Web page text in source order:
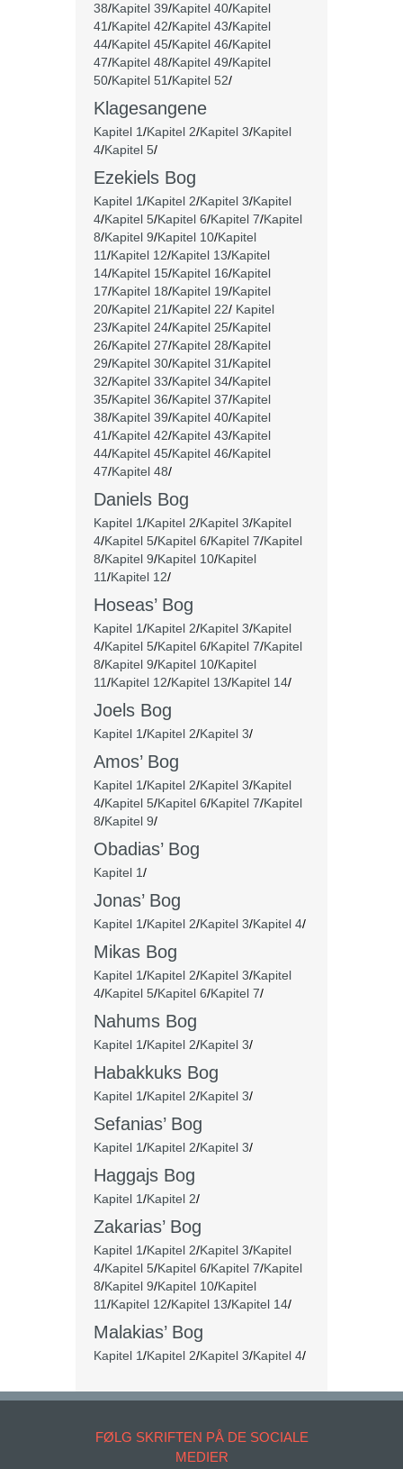
38/Kapitel 39/Kapitel 40/Kapitel
41/Kapitel 42/Kapitel 43/Kapitel
44/Kapitel 45/Kapitel 46/Kapitel
47/Kapitel 48/Kapitel 49/Kapitel
50/Kapitel 51/Kapitel 52/
Klagesangene
Kapitel 1/Kapitel 2/Kapitel 3/Kapitel
4/Kapitel 5/
Ezekiels Bog
Kapitel 1/Kapitel 2/Kapitel 3/Kapitel
4/Kapitel 5/Kapitel 6/Kapitel 7/Kapitel
8/Kapitel 9/Kapitel 10/Kapitel
11/Kapitel 12/Kapitel 13/Kapitel
14/Kapitel 15/Kapitel 16/Kapitel
17/Kapitel 18/Kapitel 19/Kapitel
20/Kapitel 21/Kapitel 22/ Kapitel
23/Kapitel 24/Kapitel 25/Kapitel
26/Kapitel 27/Kapitel 28/Kapitel
29/Kapitel 30/Kapitel 31/Kapitel
32/Kapitel 33/Kapitel 34/Kapitel
35/Kapitel 36/Kapitel 37/Kapitel
38/Kapitel 39/Kapitel 40/Kapitel
41/Kapitel 42/Kapitel 43/Kapitel
44/Kapitel 45/Kapitel 46/Kapitel
47/Kapitel 48/
Daniels Bog
Kapitel 1/Kapitel 2/Kapitel 3/Kapitel
4/Kapitel 5/Kapitel 6/Kapitel 7/Kapitel
8/Kapitel 9/Kapitel 10/Kapitel
11/Kapitel 12/
Hoseas’ Bog
Kapitel 1/Kapitel 2/Kapitel 3/Kapitel
4/Kapitel 5/Kapitel 6/Kapitel 7/Kapitel
8/Kapitel 9/Kapitel 10/Kapitel
11/Kapitel 12/Kapitel 13/Kapitel 14/
Joels Bog
Kapitel 1/Kapitel 2/Kapitel 3/
Amos’ Bog
Kapitel 1/Kapitel 2/Kapitel 3/Kapitel
4/Kapitel 5/Kapitel 6/Kapitel 7/Kapitel
8/Kapitel 9/
Obadias’ Bog
Kapitel 1/
Jonas’ Bog
Kapitel 1/Kapitel 2/Kapitel 3/Kapitel 4/
Mikas Bog
Kapitel 1/Kapitel 2/Kapitel 3/Kapitel
4/Kapitel 5/Kapitel 6/Kapitel 7/
Nahums Bog
Kapitel 1/Kapitel 2/Kapitel 3/
Habakkuks Bog
Kapitel 1/Kapitel 2/Kapitel 3/
Sefanias’ Bog
Kapitel 1/Kapitel 2/Kapitel 3/
Haggajs Bog
Kapitel 1/Kapitel 2/
Zakarias’ Bog
Kapitel 1/Kapitel 2/Kapitel 3/Kapitel
4/Kapitel 5/Kapitel 6/Kapitel 7/Kapitel
8/Kapitel 9/Kapitel 10/Kapitel
11/Kapitel 12/Kapitel 13/Kapitel 14/
Malakias’ Bog
Kapitel 1/Kapitel 2/Kapitel 3/Kapitel 4/
FØLG SKRIFTEN PÅ DE SOCIALE
MEDIER